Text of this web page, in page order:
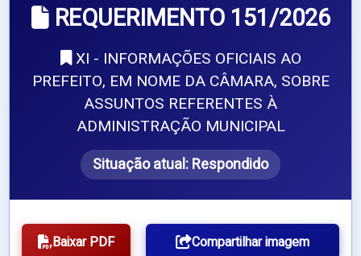
REQUERIMENTO 151/2026
XI - INFORMAÇÕES OFICIAIS AO
PREFEITO, EM NOME DA CÂMARA, SOBRE
ASSUNTOS REFERENTES À
ADMINISTRAÇÃO MUNICIPAL
Situação atual:Respondido
Baixar PDF Compartilhar imagem